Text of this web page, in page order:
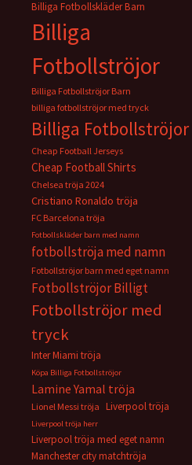
Billiga Fotbollskläder Barn
Billiga
Fotbollströjor
Billiga Fotbollströjor Barn
billiga fotbollströjor med tryck
Billiga Fotbollströjor
Cheap Football Jerseys
Cheap Football Shirts
Chelsea tröja 2024
Cristiano Ronaldo tröja
FC Barcelona tröja
Fotbollskläder barn med namn
fotbollströja med namn
Fotbollströjor barn med eget namn
Fotbollströjor Billigt
Fotbollströjor med
tryck
Inter Miami tröja
Köpa Billiga Fotbollströjor
Lamine Yamal tröja
Lionel Messi tröja Liverpool tröja
Liverpool tröja herr
Liverpool tröja med eget namn
Manchester city matchtröja